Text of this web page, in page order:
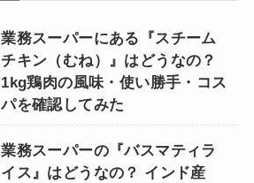
業務スーパーにある『スチーム
チキン（むね）』はどうなの？
1kg鶏肉の風味・使い勝手・コス
パを確認してみた
業務スーパーの『バスマティラ
イス』はどうなの？ インド産